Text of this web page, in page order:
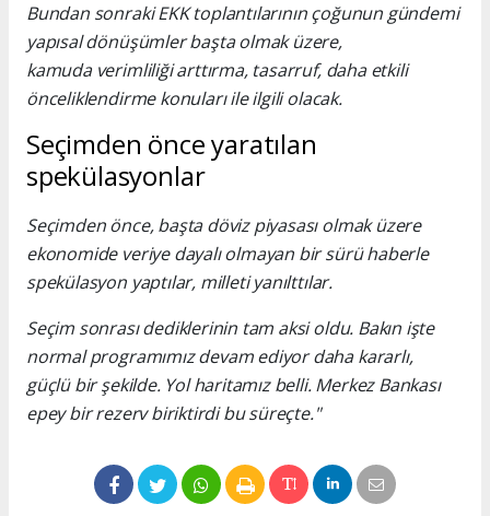
Bundan sonraki EKK toplantılarının çoğunun gündemi
yapısal dönüşümler başta olmak üzere,
kamuda verimliliği arttırma, tasarruf, daha etkili
önceliklendirme konuları ile ilgili olacak.
Seçimden önce yaratılan
spekülasyonlar
Seçimden önce, başta döviz piyasası olmak üzere
ekonomide veriye dayalı olmayan bir sürü haberle
spekülasyon yaptılar, milleti yanılttılar.
Seçim sonrası dediklerinin tam aksi oldu. Bakın işte
normal programımız devam ediyor daha kararlı,
güçlü bir şekilde. Yol haritamız belli. Merkez Bankası
epey bir rezerv biriktirdi bu süreçte."